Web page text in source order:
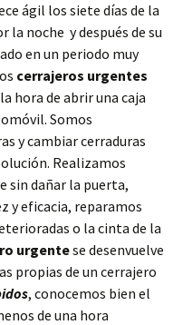
ágil los siete días de la
noche y después de su
en un periodo muy
cerrajeros urgentes
hora de abrir una caja
Somos
y cambiar cerraduras
Realizamos
sin dañar la puerta,
y eficacia, reparamos
o la cinta de la
urgentese desenvuelve
propias de un cerrajero
, conocemos bien el
de una hora